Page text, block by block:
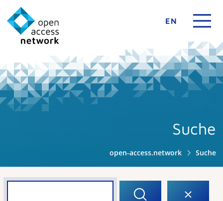
EN
Suche
open-access.network Suche